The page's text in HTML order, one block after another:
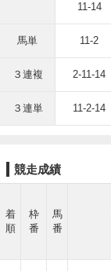
11-14
馬単 11-2
３連複 2-11-14
３連単 11-2-14
競走成績
着
順
枠
番
馬
番